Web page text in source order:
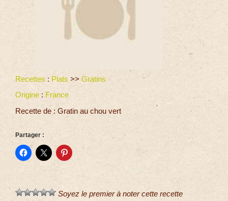
Recettes : Plats >> Gratins
Origine : France
Recette de : Gratin au chou vert
Partager :
Soyez le premier à noter cette recette